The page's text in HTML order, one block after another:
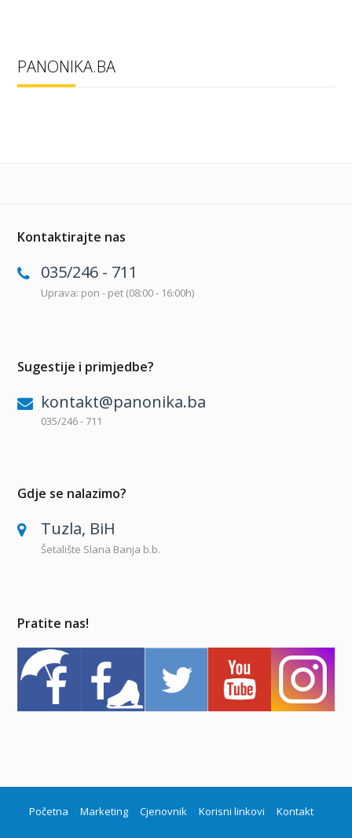
PANONIKA.BA
Kontaktirajte nas
035/246 - 711
Uprava: pon - pet (08:00 - 16:00h)
Sugestije i primjedbe?
kontakt@panonika.ba
035/246 - 711
Gdje se nalazimo?
Tuzla, BiH
Šetalište Slana Banja b.b.
Pratite nas!
Početna Marketing Cjenovnik Korisni linkovi Kontakt